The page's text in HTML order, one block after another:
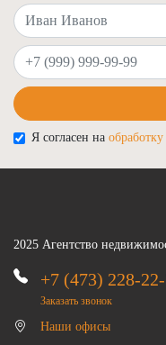
Ваше имя
Ваш телефон
Я согласен на
2025 Агентство
+7 (473) 228-
Заказать звонок
Наши офисы